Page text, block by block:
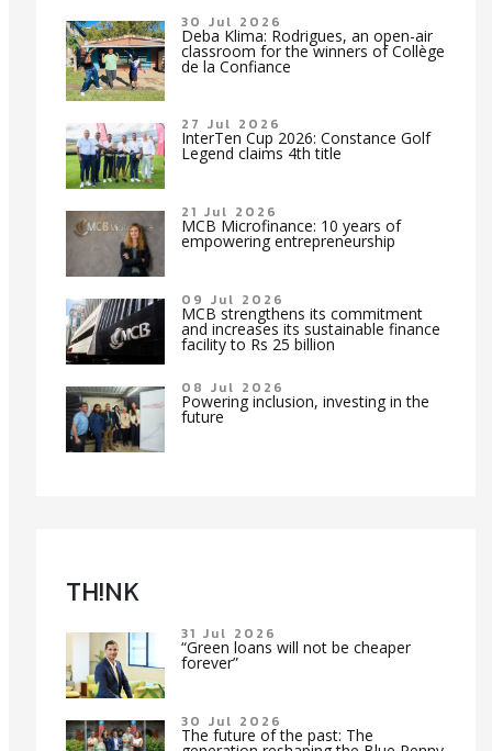
30 Jul 2026
Deba Klima: Rodrigues, an open-air
classroom for the winners of Collège
de la Confiance
27 Jul 2026
InterTen Cup 2026: Constance Golf
Legend claims 4th title
21 Jul 2026
MCB Microfinance: 10 years of
empowering entrepreneurship
09 Jul 2026
MCB strengthens its commitment
and increases its sustainable finance
facility to Rs 25 billion
08 Jul 2026
Powering inclusion, investing in the
future
TH!NK
31 Jul 2026
“Green loans will not be cheaper
forever”
30 Jul 2026
The future of the past: The